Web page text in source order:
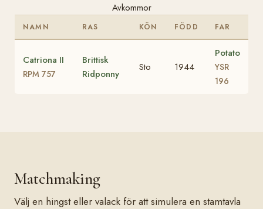
Avkommor
NAMN RAS KÖN FÖDD FAR
Catriona II
RPM 757
Brittisk
Ridponny
Sto 1944
Potato
YSR
196
Matchmaking
Välj en hingst eller valack för att simulera en stamtavla